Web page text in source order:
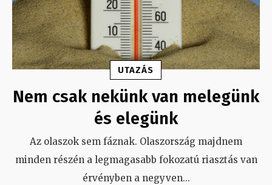
UTAZÁS
Nem csak nekünk van melegünk
és elegünk
Az olaszok sem fáznak. Olaszország majdnem
minden részén a legmagasabb fokozatú riasztás van
érvényben a negyven...